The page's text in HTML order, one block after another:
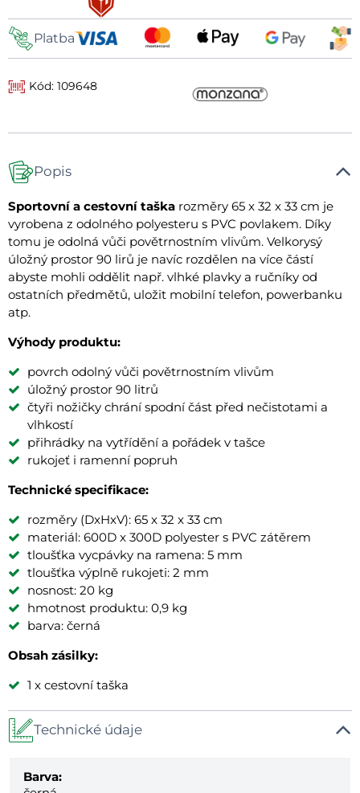
Platba
Kód: 109648
Popis
Sportovní a cestovní taška rozměry 65 x 32 x 33 cm je
vyrobena z odolného polyesteru s PVC povlakem. Díky
tomu je odolná vůči povětrnostním vlivům. Velkorysý
úložný prostor 90 lirů je navíc rozdělen na více částí
abyste mohli oddělit např. vlhké plavky a ručníky od
ostatních předmětů, uložit mobilní telefon, powerbanku
atp.
Výhody produktu:
povrch odolný vůči povětrnostním vlivům
úložný prostor 90 litrů
čtyři nožičky chrání spodní část před nečistotami a
vlhkostí
přihrádky na vytřídění a pořádek v tašce
rukojeť i ramenní popruh
Technické specifikace:
rozměry (DxHxV): 65 x 32 x 33 cm
materiál: 600D x 300D polyester s PVC zátěrem
tloušťka vycpávky na ramena: 5 mm
tloušťka výplně rukojeti: 2 mm
nosnost: 20 kg
hmotnost produktu: 0,9 kg
barva: černá
Obsah zásilky:
1 x cestovní taška
Technické údaje
Barva: